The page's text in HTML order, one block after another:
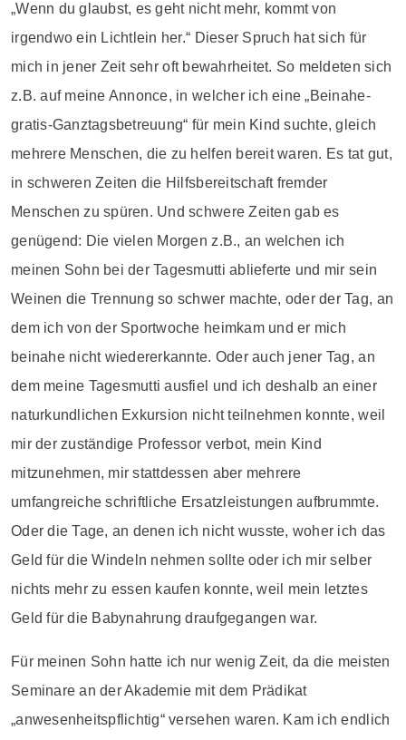
„Wenn du glaubst, es geht nicht mehr, kommt von
irgendwo ein Lichtlein her.“ Dieser Spruch hat sich für
mich in jener Zeit sehr oft bewahrheitet. So meldeten sich
z.B. auf meine Annonce, in welcher ich eine „Beinahe-
gratis-Ganztagsbetreuung“ für mein Kind suchte, gleich
mehrere Menschen, die zu helfen bereit waren. Es tat gut,
in schweren Zeiten die Hilfsbereitschaft fremder
Menschen zu spüren. Und schwere Zeiten gab es
genügend: Die vielen Morgen z.B., an welchen ich
meinen Sohn bei der Tagesmutti ablieferte und mir sein
Weinen die Trennung so schwer machte, oder der Tag, an
dem ich von der Sportwoche heimkam und er mich
beinahe nicht wiedererkannte. Oder auch jener Tag, an
dem meine Tagesmutti ausfiel und ich deshalb an einer
naturkundlichen Exkursion nicht teilnehmen konnte, weil
mir der zuständige Professor verbot, mein Kind
mitzunehmen, mir stattdessen aber mehrere
umfangreiche schriftliche Ersatzleistungen aufbrummte.
Oder die Tage, an denen ich nicht wusste, woher ich das
Geld für die Windeln nehmen sollte oder ich mir selber
nichts mehr zu essen kaufen konnte, weil mein letztes
Geld für die Babynahrung draufgegangen war.
Für meinen Sohn hatte ich nur wenig Zeit, da die meisten
Seminare an der Akademie mit dem Prädikat
„anwesenheitspflichtig“ versehen waren. Kam ich endlich